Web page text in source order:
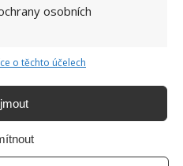
osobních
o těchto účelech